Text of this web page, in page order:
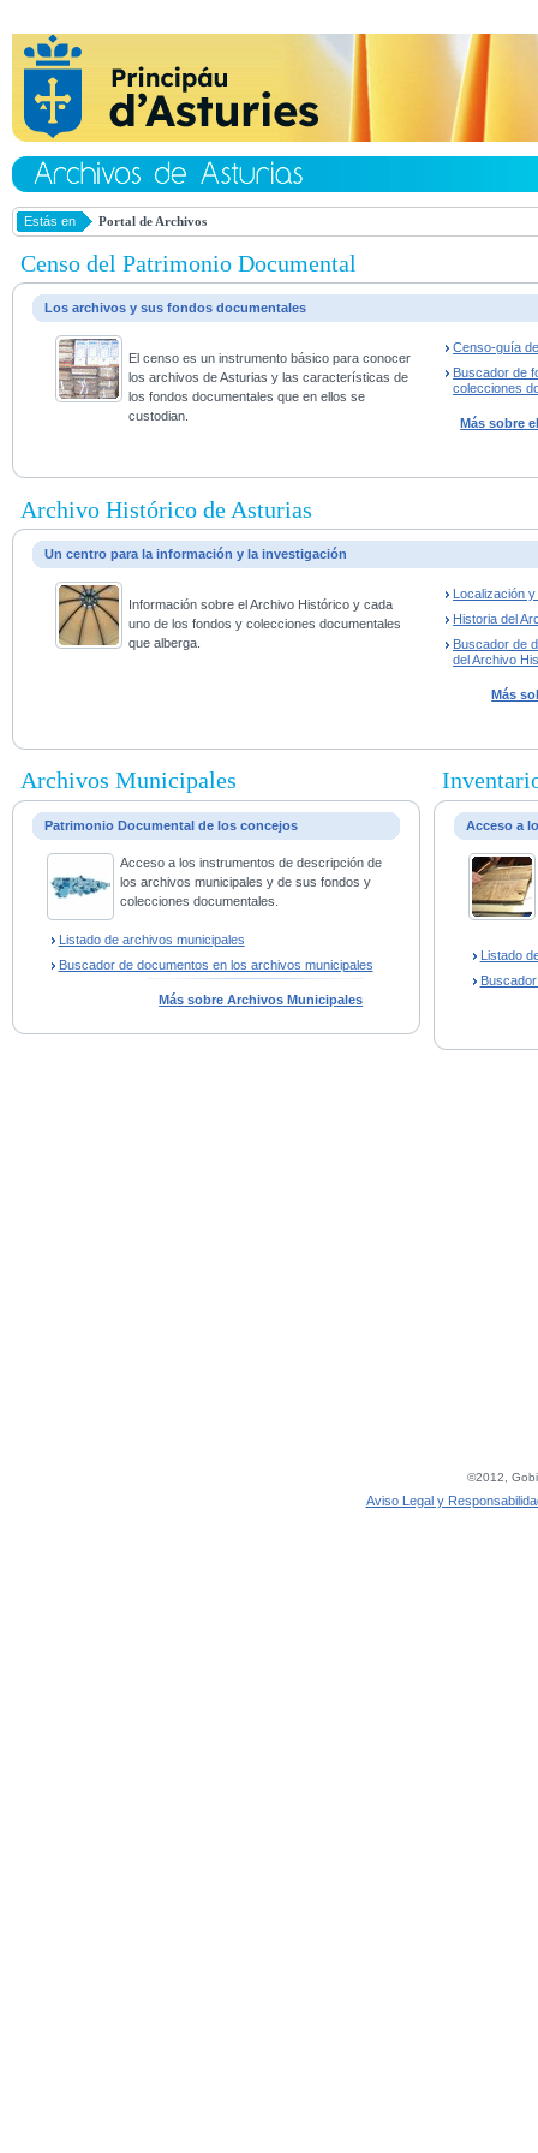
Estás en Portal de Archivos
Censo del Patrimonio Documental
Los archivos y sus fondos documentales
El censo es un instrumento básico para conocer
los archivos de Asturias y las características de
los fondos documentales que en ellos se
custodian.
Censo-guía
Buscador de
colecciones
Más sobre
Archivo Histórico de Asturias
Un centro para la información y la investigación
Información sobre el Archivo Histórico y cada
uno de los fondos y colecciones documentales
que alberga.
Localización
Historia del
Buscador de
del Archivo
Más
Archivos Municipales
Patrimonio Documental de los concejos
Acceso a los instrumentos de descripción de
los archivos municipales y de sus fondos y
colecciones documentales.
Listado de archivos municipales
Buscador de documentos en los archivos municipales
Más sobre Archivos Municipales
Acceso a
Listado
©2012,
Aviso Legal y